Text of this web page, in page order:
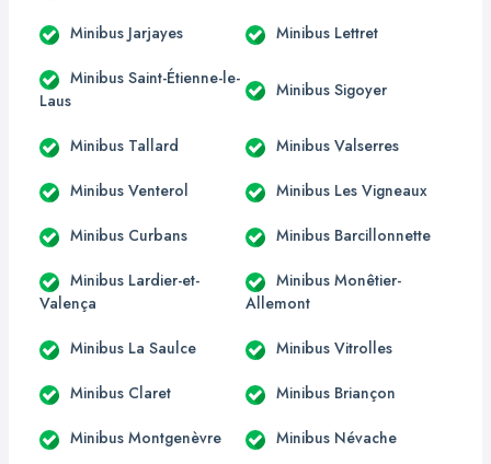
Minibus Jarjayes Minibus Lettret
Minibus Saint-Étienne-le-
Laus
Minibus Sigoyer
Minibus Tallard Minibus Valserres
Minibus Venterol Minibus Les Vigneaux
Minibus Curbans Minibus Barcillonnette
Minibus Lardier-et-
Valença
Minibus Monêtier-
Allemont
Minibus La Saulce Minibus Vitrolles
Minibus Claret Minibus Briançon
Minibus Montgenèvre Minibus Névache